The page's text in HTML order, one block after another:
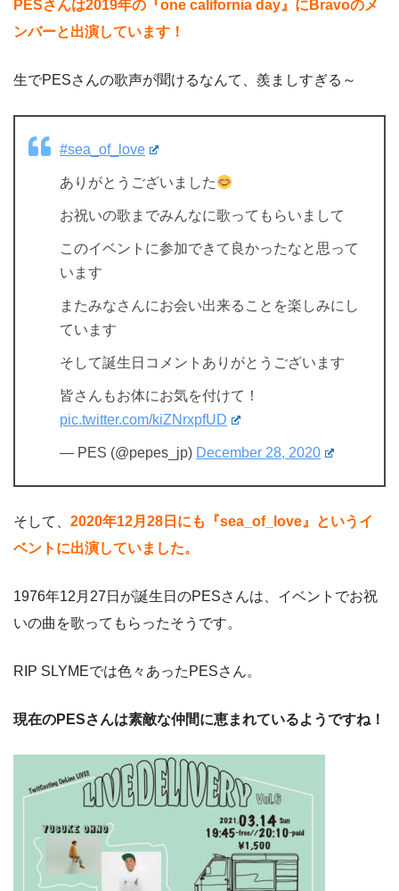
PESさんは2019年の『one california day』にBravoのメ
ンバーと出演しています！
生でPESさんの歌声が聞けるなんて、羨ましすぎる～
#sea_of_love
ありがとうございました
お祝いの歌までみんなに歌ってもらいまして
このイベントに参加できて良かったなと思って
います
またみなさんにお会い出来ることを楽しみにし
ています
そして誕生日コメントありがとうございます
皆さんもお体にお気を付けて！
pic.twitter.com/kiZNrxpfUD
— PES (@pepes_jp) December 28, 2020
そして、 2020年12月28日にも『sea_of_love』というイ
ベントに出演していました。
1976年12月27日が誕生日のPESさんは、イベントでお祝
いの曲を歌ってもらったそうです。
RIP SLYMEでは色々あったPESさん。
現在のPESさんは素敵な仲間に恵まれているようですね！